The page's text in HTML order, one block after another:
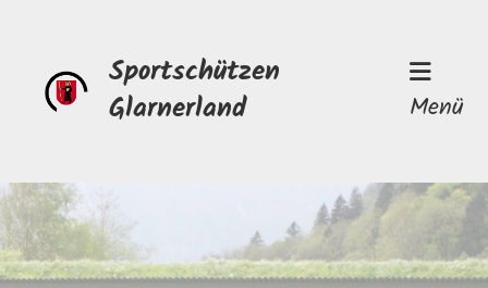
Sportschützen
Glarnerland
Menü